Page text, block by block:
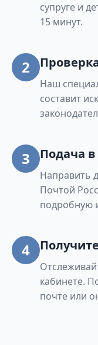
супруге и
15 минут.
2
Наш
составит
3 Подача в
Направить
Почтой
подробную
4
кабинете.
почте или